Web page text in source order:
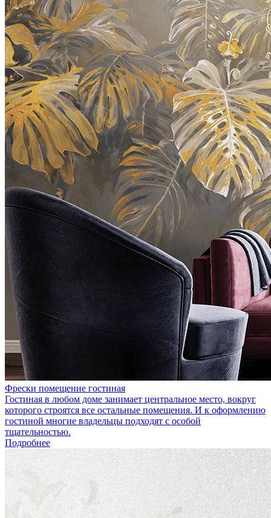
Фрески помещение гостиная
Гостиная в любом доме занимает центральное место, вокруг
которого строятся все остальные помещения. И к оформлению
гостиной многие владельцы подходят с особой
тщательностью.
Подробнее